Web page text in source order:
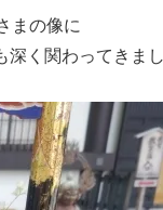
まの像に
く関わってきまし